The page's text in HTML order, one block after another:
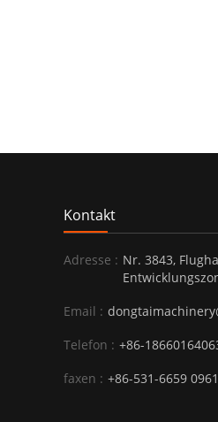
Kontakt
Adresse : Nr. 3843,
Email :
Telefon : +86-
faxen : +86-531-6659 0961